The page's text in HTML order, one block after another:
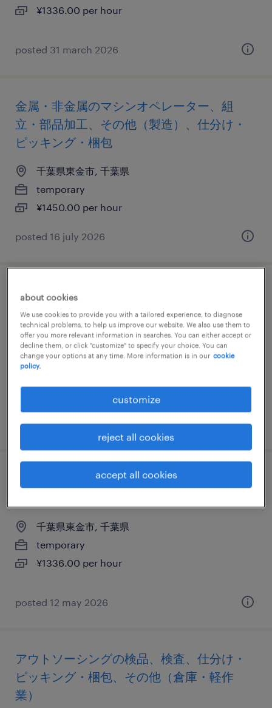
¥1336.00 per hour
posted 31 march 2026
金属・非金属のマシンオペレーター、組
立・部品加工、その他（製造）、仕分け・
ピッキング・梱包
千葉県東金市, 千葉県
temporary
¥1450.00 per hour
posted 16 july 2026
金属・非金属の組立・部品加工、マシンオ
ペレーター、その他（製造）、仕分け・ピ
ッキング・梱包
千葉県東金市, 千葉県
posted 17 july 2026
アウトソーシングの検査、仕分け・ピッキ
千葉県東金市, 千葉県
temporary
¥1336.00 per hour
posted 12 may 2026
アウトソーシングの検品、検査、仕分け・
ピッキング・梱包、その他（倉庫・軽作
業）
about cookies
We use cookies to provide you with a tailored experience, to diagnose
technical problems, to help us improve our website. We also use them to
offer you more relevant information in searches. You can either accept or
decline them, or click "customize" to specify your choice. You can
change your options at any time. More information is in our cookie
policy.
customize
reject all cookies
accept all cookies